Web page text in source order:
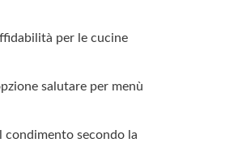
per le cucine
salutare per menù
condimento secondo la